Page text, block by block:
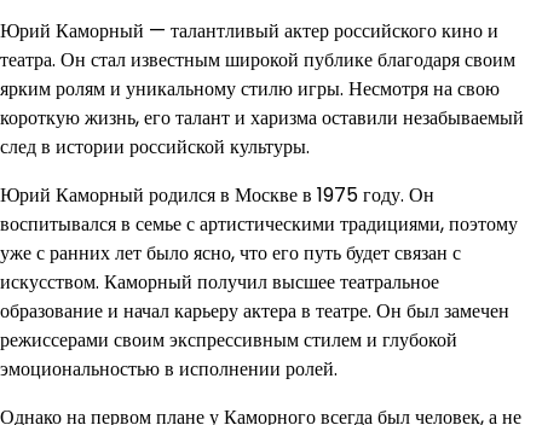
Юрий Каморный — талантливый актер российского кино и
театра. Он стал известным широкой публике благодаря своим
ярким ролям и уникальному стилю игры. Несмотря на свою
короткую жизнь, его талант и харизма оставили незабываемый
след в истории российской культуры.
Юрий Каморный родился в Москве в 1975 году. Он
воспитывался в семье с артистическими традициями, поэтому
уже с ранних лет было ясно, что его путь будет связан с
искусством. Каморный получил высшее театральное
образование и начал карьеру актера в театре. Он был замечен
режиссерами своим экспрессивным стилем и глубокой
эмоциональностью в исполнении ролей.
Однако на первом плане у Каморного всегда был человек, а не